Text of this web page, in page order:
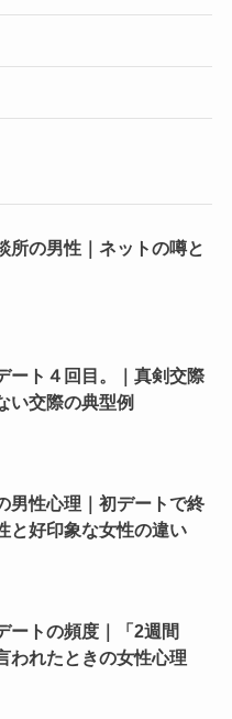
所の男性｜ネットの噂と
ート４回目。｜真剣交際
い交際の典型例
男性心理｜初デートで終
と好印象な女性の違い
ートの頻度｜「2週間
われたときの女性心理